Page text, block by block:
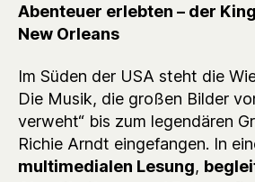
Abenteuer erlebten – der King
New Orleans
Im Süden der USA steht die
Die Musik, die großen Bilder
verweht“ bis zum legendären
Richie Arndt eingefangen. In
multimedialen Lesung,